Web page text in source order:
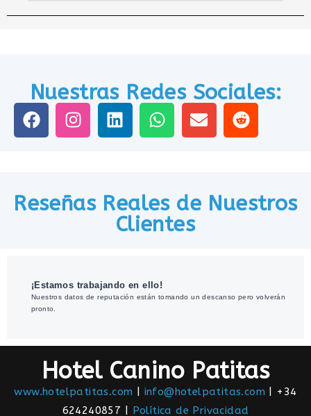
Nuestras Redes Sociales:
Reseñas Reales de Nuestros
Clientes
¡Estamos trabajando en ello!
Nuestros datos de reputación están tomando un descanso pero volverán
pronto.
Hotel Canino Patitas
www.hotelpatitas.com info@hotelpatitas.com | +34
624240857 | Política de Privacidad